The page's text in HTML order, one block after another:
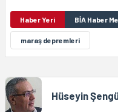
Haber Yeri BİA Haber
maraş depremleri
Hüseyin